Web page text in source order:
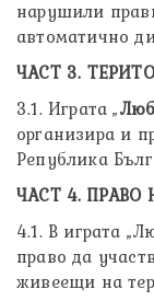
нарушили
автоматично
ЧАСТ 3.
3.1. Играта „
организира и
Република
ЧАСТ 4. ПРАВО
4.1. В играта
право да
живеещи на